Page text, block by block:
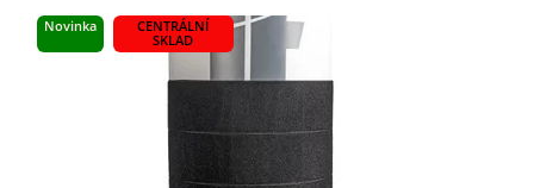
Najdrahšie
Najpredávanejšie
Abecedne
Novinka
CENTRÁLNÍ
SKLAD